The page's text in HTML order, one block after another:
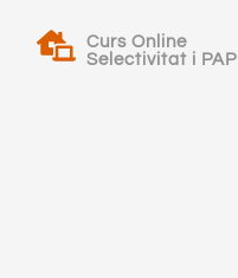
Curs Online
Selectivitat i PAP